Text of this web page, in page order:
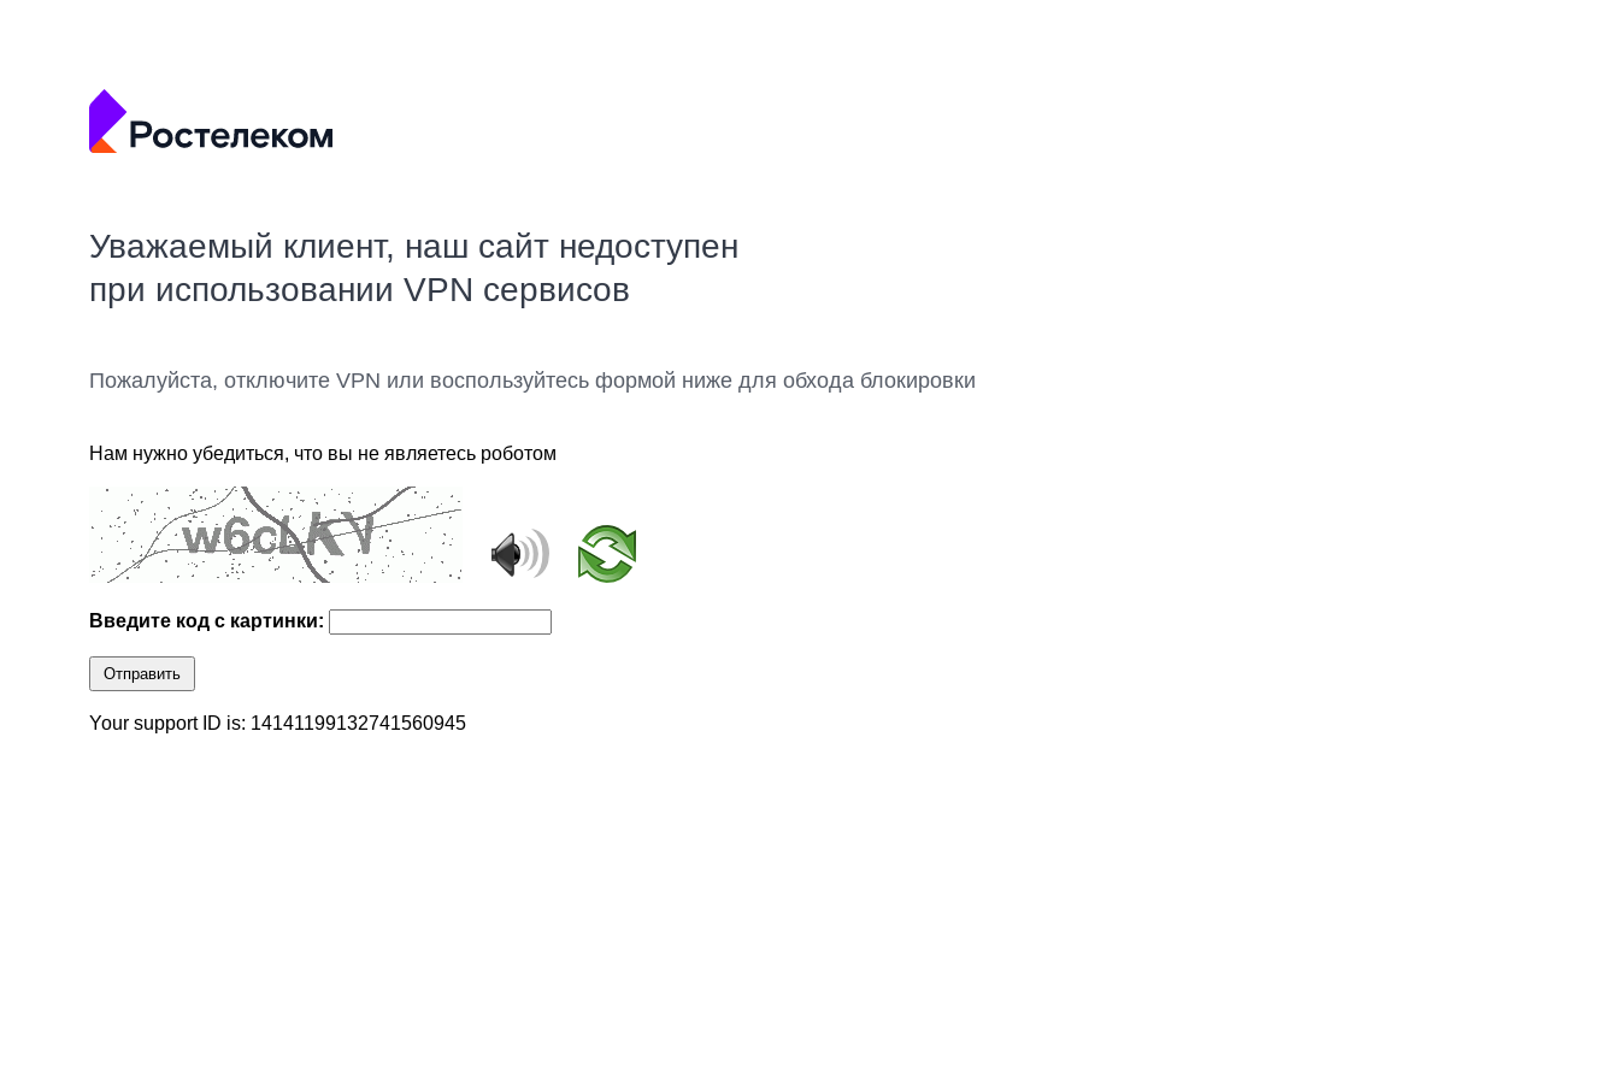
Уважаемый клиент, наш сайт недоступен
при использовании VPN сервисов
Пожалуйста, отключите VPN или воспользуйтесь формой ниже для обхода блокировки
Нам нужно убедиться, что вы не являетесь роботом
Введите код с картинки:
Отправить
Your support ID is: 14141199132741560945